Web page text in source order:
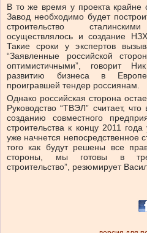
В то же время у проекта крайне
Завод необходимо будет
строительство
осуществлялось и создание
Такие сроки у экспертов
“Заявленные российской
оптимистичными”, говорит
развитию бизнеса в
проигравшей тендер россиянам.
Однако российская сторона
Руководство “ТВЭЛ” считает,
созданию совместного
строительства к концу 2011
уже начнется непосредственное
того как будут решены все
стороны, мы готовы в
строительство”, резюмирует